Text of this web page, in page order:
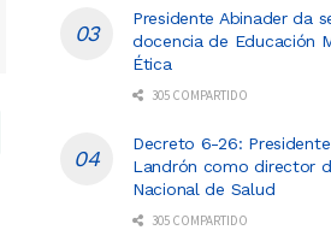
Presidente Abinader da
docencia de Educación
Ética
305 COMPARTIDO
Decreto 6-26:
Landrón como director
Nacional de Salud
305 COMPARTIDO